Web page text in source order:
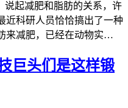
说起减肥和脂肪的关系，许
近科研人员恰恰搞出了一种
来减肥，已经在动物实…
巨头们是这样锻